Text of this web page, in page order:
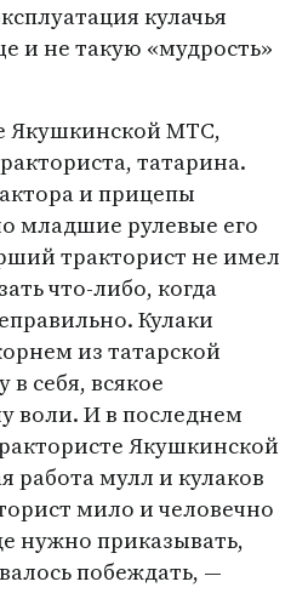
кулачья
и не такую «мудрость»
Якушкинской МТС,
татарина.
и прицепы
младшие рулевые его
тракторист не имел
что-либо, когда
Кулаки
из татарской
себя, всякое
воли. И в последнем
Якушкинской
работа мулл и кулаков
мило и человечно
нужно приказывать,
побеждать, —